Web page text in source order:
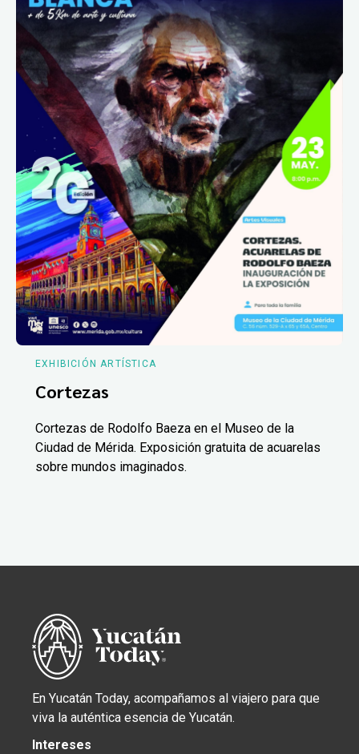
EXHIBICIÓN ARTÍSTICA
Cortezas
Cortezas de Rodolfo Baeza en el Museo de la
Ciudad de Mérida. Exposición gratuita de acuarelas
sobre mundos imaginados.
En Yucatán Today, acompañamos al viajero para que
viva la auténtica esencia de Yucatán.
Intereses